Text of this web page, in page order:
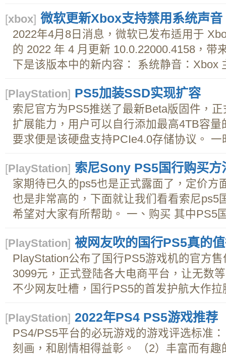
[xbox] 微软更新Xbox支持禁用系统声音
2022年4月8日消息，微软已发布适用于
的 2022 年 4 月更新 10.0.22000.4158，带
下是该版本中的新内容： 系统静音：Xbox
[PlayStation] PS5加装SSD实现扩容
索尼官方为PS5推送了最新Beta版固件，
扩展能力，用户可以自行添加最高4TB容
要求便是该硬盘支持PCIe4.0存储协议。 一
[PlayStation] 索尼Sony PS5国行购买方
家期待已久的ps5也是正式露面了，定价方
也是非常高的，下面就让我们看看索尼ps5
希望对大家有所帮助。 一、购买 其中PS5
[PlayStation] 被网友吹的国行PS5真的
PlayStation公布了国行PS5游戏机的官方
3099元，正式登陆各大电商平台，让无数
不少网友吐槽，国行PS5的首发护航大作拉
[PlayStation] 2022年PS4 PS5游戏推荐
PS4/PS5平台的必玩游戏的游戏评选标准
刻画，和剧情相得益彰。 （2）丰富而有趣